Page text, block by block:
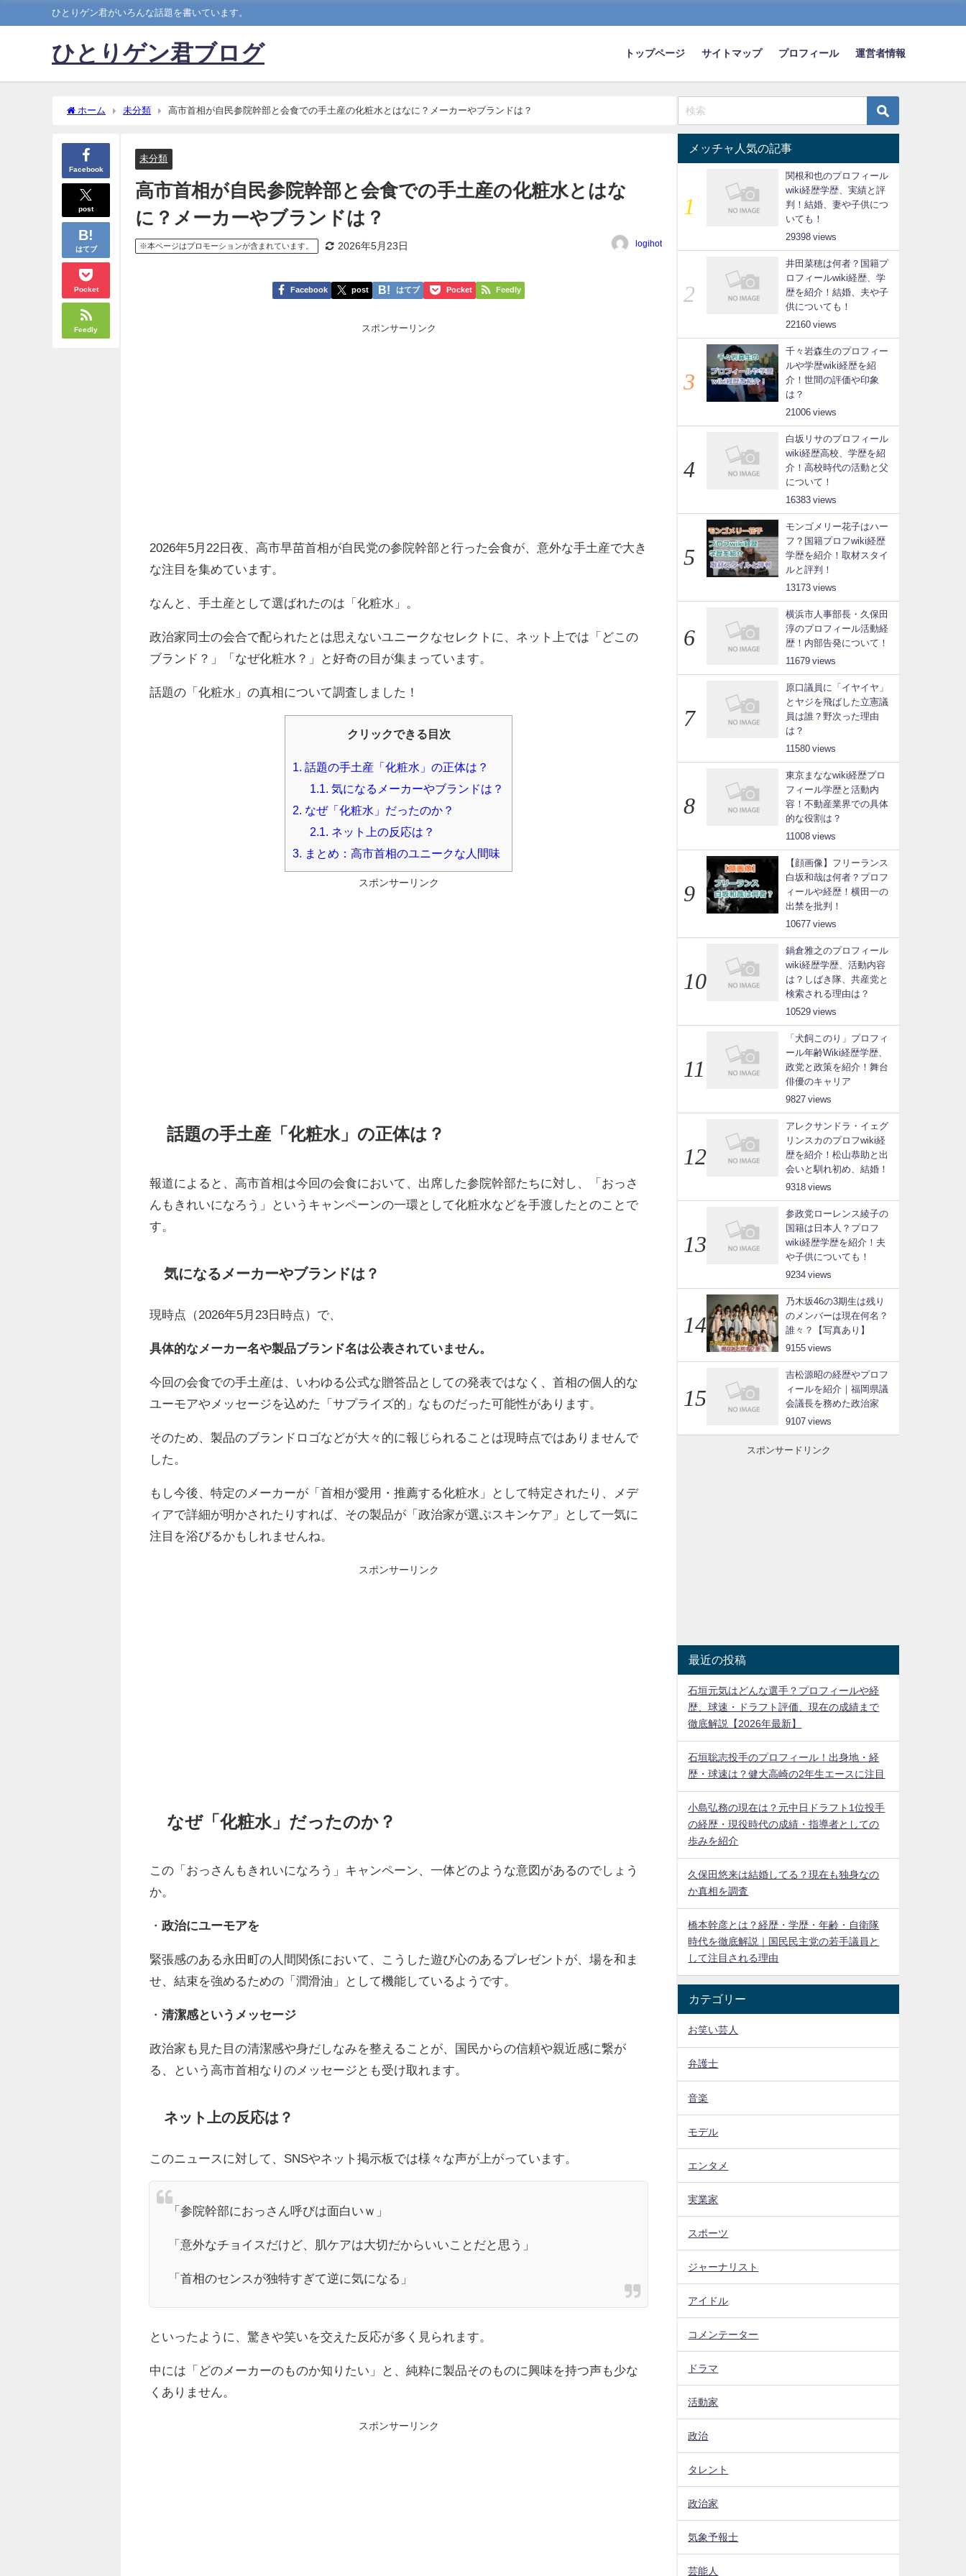
ひとりゲン君がいろんな話題を書いています。
ひとりゲン君ブログ トップページ サイトマップ プロフィール 運営者情報
ホーム 未分類 高市首相が自民参院幹部と会食での手土産の化粧水とはなに？メーカーやブランドは？
Facebook
post
はてブ
Pocket
Feedly
未分類
高市首相が自民参院幹部と会食での手土産の化粧水とはな
に？メーカーやブランドは？
※本ページはプロモーションが含まれています。 2026年5月23日 logihot
Facebook post はてブ Pocket Feedly
スポンサーリンク
2026年5月22日夜、高市早苗首相が自民党の参院幹部と行った会食が、意外な手土産で大き
な注目を集めています。
なんと、手土産として選ばれたのは「化粧水」。
政治家同士の会合で配られたとは思えないユニークなセレクトに、ネット上では「どこの
ブランド？」「なぜ化粧水？」と好奇の目が集まっています。
話題の「化粧水」の真相について調査しました！
クリックできる目次
1.
話題の手土産「化粧水」の正体は？
1.1.
気になるメーカーやブランドは？
2.
なぜ「化粧水」だったのか？
2.1.
ネット上の反応は？
3.
まとめ：高市首相のユニークな人間味
スポンサーリンク
話題の手土産「化粧水」の正体は？
報道によると、高市首相は今回の会食において、出席した参院幹部たちに対し、「おっさ
んもきれいになろう」というキャンペーンの一環として化粧水などを手渡したとのことで
す。
気になるメーカーやブランドは？
現時点（2026年5月23日時点）で、
具体的なメーカー名や製品ブランド名は公表されていません。
今回の会食での手土産は、いわゆる公式な贈答品としての発表ではなく、首相の個人的な
ユーモアやメッセージを込めた「サプライズ的」なものだった可能性があります。
そのため、製品のブランドロゴなどが大々的に報じられることは現時点ではありませんで
した。
もし今後、特定のメーカーが「首相が愛用・推薦する化粧水」として特定されたり、メデ
ィアで詳細が明かされたりすれば、その製品が「政治家が選ぶスキンケア」として一気に
注目を浴びるかもしれませんね。
スポンサーリンク
なぜ「化粧水」だったのか？
この「おっさんもきれいになろう」キャンペーン、一体どのような意図があるのでしょう
か。
・ 政治にユーモアを
緊張感のある永田町の人間関係において、こうした遊び心のあるプレゼントが、場を和ま
せ、結束を強めるための「潤滑油」として機能しているようです。
・ 清潔感というメッセージ
政治家も見た目の清潔感や身だしなみを整えることが、国民からの信頼や親近感に繋が
る、という高市首相なりのメッセージとも受け取れます。
ネット上の反応は？
このニュースに対して、SNSやネット掲示板では様々な声が上がっています。
「参院幹部におっさん呼びは面白いｗ」
「意外なチョイスだけど、肌ケアは大切だからいいことだと思う」
「首相のセンスが独特すぎて逆に気になる」
といったように、驚きや笑いを交えた反応が多く見られます。
中には「どのメーカーのものか知りたい」と、純粋に製品そのものに興味を持つ声も少な
くありません。
スポンサーリンク
メッチャ人気の記事
関根和也のプロフィール
wiki経歴学歴、実績と評
判！結婚、妻や子供につ
いても！
29398
井田菜穂は何者？国籍プ
ロフィールwiki経歴、学
歴を紹介！結婚、夫や子
供についても！
22160
千々岩森生のプロフィー
ルや学歴wiki経歴を紹
介！世間の評価や印象
は？
21006
白坂リサのプロフィール
wiki経歴高校、学歴を紹
介！高校時代の活動と父
について！
16383
モンゴメリー花子はハー
フ？国籍プロフwiki経歴
学歴を紹介！取材スタイ
ルと評判！
13173
横浜市人事部長・久保田
淳のプロフィール活動経
歴！内部告発について！
11679
原口議員に「イヤイヤ」
とヤジを飛ばした立憲議
員は誰？野次った理由
は？
11580
東京まななwiki経歴プロ
フィール学歴と活動内
容！不動産業界での具体
的な役割は？
11008
【顔画像】フリーランス
白坂和哉は何者？プロフ
ィールや経歴！横田一の
出禁を批判！
10677
鍋倉雅之のプロフィール
wiki経歴学歴、活動内容
は？しばき隊、共産党と
検索される理由は？
10529
「犬飼このり」プロフィ
ール年齢Wiki経歴学歴、
政党と政策を紹介！舞台
俳優のキャリア
9827
アレクサンドラ・イェグ
リンスカのプロフwiki経
歴を紹介！松山恭助と出
会いと馴れ初め、結婚！
9318
参政党ローレンス綾子の
国籍は日本人？プロフ
wiki経歴学歴を紹介！夫
や子供についても！
9234
乃木坂46の3期生は残り
のメンバーは現在何名？
誰々？【写真あり】
9155
吉松源昭の経歴やプロフ
ィールを紹介｜福岡県議
会議長を務めた政治家
9107
スポンサードリンク
最近の投稿
石垣元気はどんな選手？プロフィールや経
歴、球速・ドラフト評価、現在の成績まで
徹底解説【2026年最新】
石垣聡志投手のプロフィール！出身地・経
歴・球速は？健大高崎の2年生エースに注目
小島弘務の現在は？元中日ドラフト1位投手
の経歴・現役時代の成績・指導者としての
歩みを紹介
久保田悠来は結婚してる？現在も独身なの
か真相を調査
橋本幹彦とは？経歴・学歴・年齢・自衛隊
時代を徹底解説｜国民民主党の若手議員と
して注目される理由
カテゴリー
お笑い芸人
弁護士
音楽
モデル
エンタメ
実業家
スポーツ
ジャーナリスト
アイドル
コメンテーター
ドラマ
活動家
政治
タレント
政治家
気象予報士
芸能人